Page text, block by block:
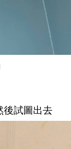
後試圖出去